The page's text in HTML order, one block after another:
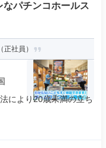
パチンコホールス
社員）
により20歳未満の立ち